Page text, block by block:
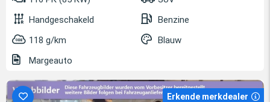
Handgeschakeld
Benzine
118 g/km
Blauw
Margeauto
Erkende merkdealer